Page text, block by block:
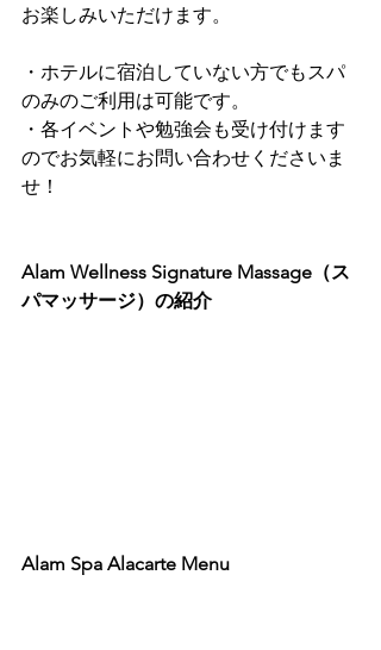
お楽しみいただけます。
・ホテルに宿泊していない方でもスパ
のみのご利用は可能です。
・各イベントや勉強会も受け付けます
のでお気軽にお問い合わせくださいま
せ！
Alam Wellness Signature Massage（ス
パマッサージ）の紹介
Alam Spa Alacarte Menu